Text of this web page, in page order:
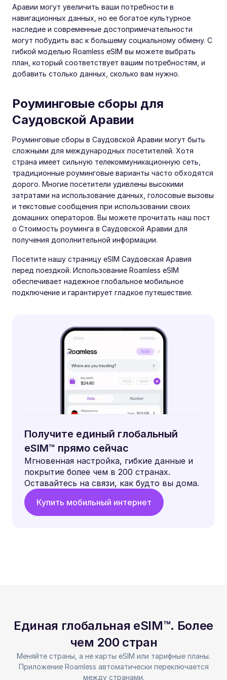
Аравии могут увеличить ваши потребности в
навигационных данных, но ее богатое культурное
наследие и современные достопримечательности
могут побудить вас к большему социальному обмену. С
гибкой моделью Roamless eSIM вы можете выбрать
план, который соответствует вашим потребностям, и
добавить столько данных, сколько вам нужно.
Роуминговые сборы для
Саудовской Аравии
Роуминговые сборы в Саудовской Аравии могут быть
сложными для международных посетителей. Хотя
страна имеет сильную телекоммуникационную сеть,
традиционные роуминговые варианты часто обходятся
дорого. Многие посетители удивлены высокими
затратами на использование данных, голосовые вызовы
и текстовые сообщения при использовании своих
домашних операторов. Вы можете прочитать наш пост
о Стоимость роуминга в Саудовской Аравии для
получения дополнительной информации.
Посетите нашу страницу eSIM Саудовская Аравия
перед поездкой. Использование Roamless eSIM
обеспечивает надежное глобальное мобильное
подключение и гарантирует гладкое путешествие.
Получите единый глобальный
eSIM™ прямо сейчас
Мгновенная настройка, гибкие данные и
покрытие более чем в 200 странах.
Оставайтесь на связи, как будто вы дома.
Купить мобильный интернет
Единая глобальная eSIM™. Более
чем 200 стран
Меняйте страны, а не карты eSIM или тарифные планы.
Приложение Roamless автоматически переключается
между странами.